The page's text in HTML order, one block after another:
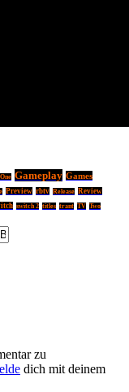
Gameplay Games
Preview rbtv Release Review
switch 2 titles trant TV Two
zu
dich mit deinem